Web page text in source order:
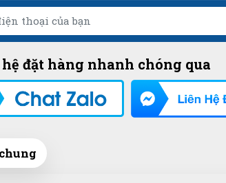
đặt hàng nhanh chóng qua